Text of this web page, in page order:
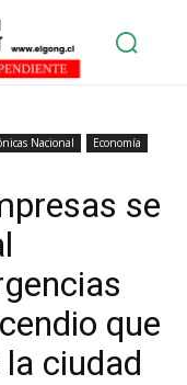
Nacional
Economía
se
que
ciudad